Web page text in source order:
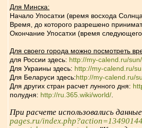
Для Минска:
Начало Упосатхи (время восхода
Время, до которого разрешено
Окончание Упосатхи (время
Для своего города можно посмотреть
для России здесь: http://my-calend.ru/
Для Украины здесь: http://my-calend.ru/
Для Беларуси здесь:http://my-calend.ru/
Для других стран расчет лунного дня:
полудня: http://ru.365.wiki/world/
При расчете использовались
pages.ru/